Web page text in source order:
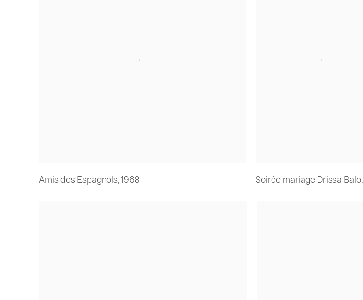
Amis des Espagnols,1968 Soirée mariage Drissa Balo,